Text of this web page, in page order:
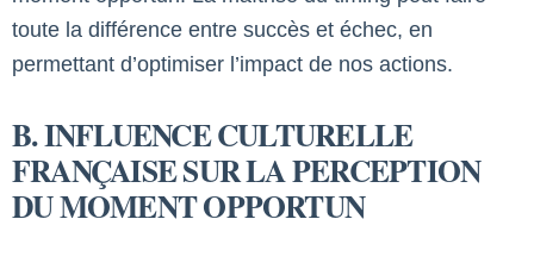
toute la différence entre succès et échec, en
permettant d’optimiser l’impact de nos actions.
B. INFLUENCE CULTURELLE
FRANÇAISE SUR LA PERCEPTION
DU MOMENT OPPORTUN